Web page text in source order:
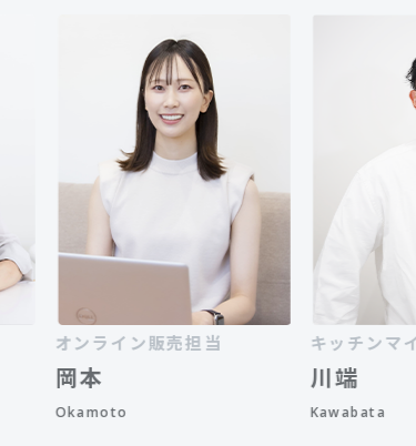
ンライン販売担当 キッチンマイスター
Kawabata